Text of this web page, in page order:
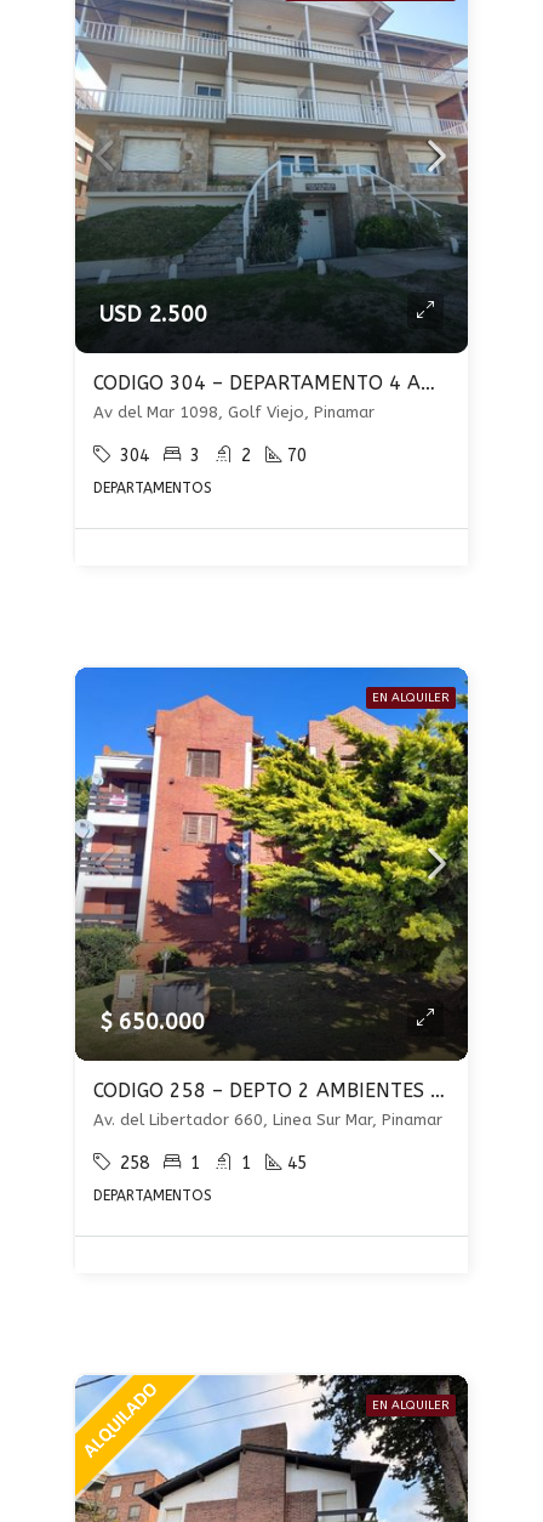
USD 2.500
CODIGO 304 – DEPARTAMENTO 4 AMBIENTES – VISTA AL MAR – PINAMAR
Av del Mar 1098, Golf Viejo, Pinamar
304 3 2 70
DEPARTAMENTOS
EN ALQUILER
$ 650.000
CODIGO 258 – DEPTO 2 AMBIENTES EN ALQUILER ANUAL- PINAMAR – PARRILLA Y COCHERA
Av. del Libertador 660, Linea Sur Mar, Pinamar
258 1 1 45
DEPARTAMENTOS
EN ALQUILER